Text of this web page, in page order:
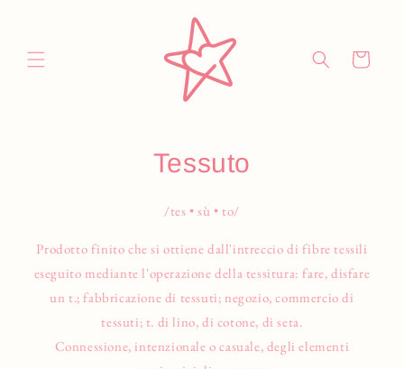
Carrello
Tessuto
/tes • sù • to/
Prodotto finito che si ottiene dall'intreccio di fibre tessili
eseguito mediante l'operazione della tessitura: fare, disfare
un t.; fabbricazione di tessuti; negozio, commercio di
tessuti; t. di lino, di cotone, di seta.
Connessione, intenzionale o casuale, degli elementi